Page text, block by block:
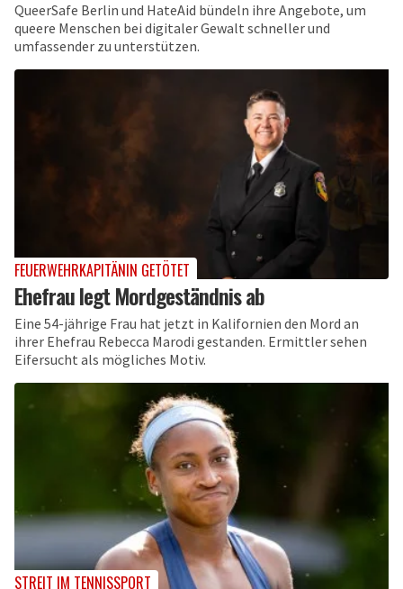
QueerSafe Berlin und HateAid bündeln ihre Angebote, um
queere Menschen bei digitaler Gewalt schneller und
umfassender zu unterstützen.
FEUERWEHRKAPITÄNIN GETÖTET
Ehefrau legt Mordgeständnis ab
Eine 54-jährige Frau hat jetzt in Kalifornien den Mord an
ihrer Ehefrau Rebecca Marodi gestanden. Ermittler sehen
Eifersucht als mögliches Motiv.
STREIT IM TENNISSPORT